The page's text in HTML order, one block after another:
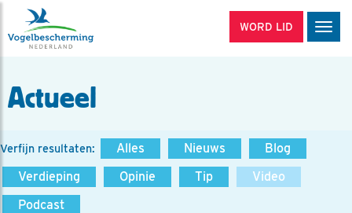
WORD LID
Actueel
Verfijn resultaten: Alles Nieuws
Blog
Verdieping
Opinie Tip
Video
Podcast